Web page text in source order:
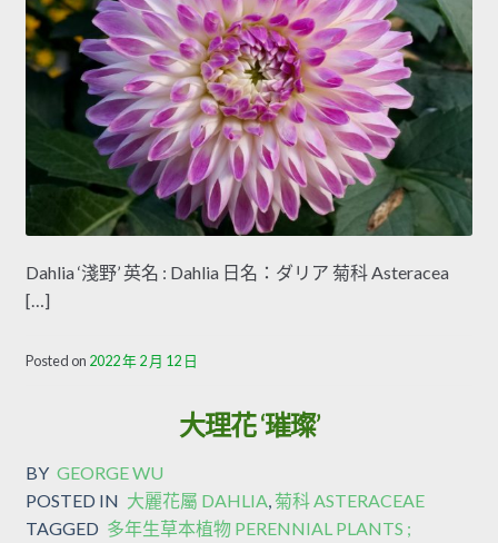
Dahlia ‘淺野’ 英名 : Dahlia 日名：ダリア 菊科 Asteracea
[…]
Posted on 2022 年 2 月 12 日
大理花 ‘璀璨’
BY GEORGE WU
POSTED IN 大麗花屬 DAHLIA 菊科 ASTERACEAE
TAGGED 多年生草本植物 PERENNIAL PLANTS ;